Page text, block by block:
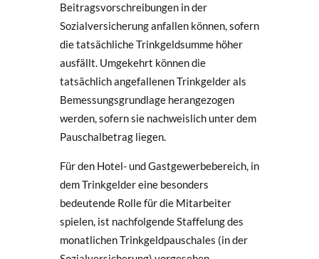
Beitragsvorschreibungen in der
Sozialversicherung anfallen können, sofern
die tatsächliche Trinkgeldsumme höher
ausfällt. Umgekehrt können die
tatsächlich angefallenen Trinkgelder als
Bemessungsgrundlage herangezogen
werden, sofern sie nachweislich unter dem
Pauschalbetrag liegen.
Für den Hotel- und Gastgewerbebereich, in
dem Trinkgelder eine besonders
bedeutende Rolle für die Mitarbeiter
spielen, ist nachfolgende Staffelung des
monatlichen Trinkgeldpauschales (in der